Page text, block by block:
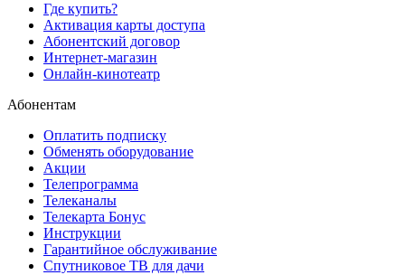
Где купить?
Активация карты доступа
Абонентский договор
Интернет-магазин
Онлайн-кинотеатр
Абонентам
Оплатить подписку
Обменять оборудование
Акции
Телепрограмма
Телеканалы
Телекарта Бонус
Инструкции
Гарантийное обслуживание
Спутниковое ТВ для дачи